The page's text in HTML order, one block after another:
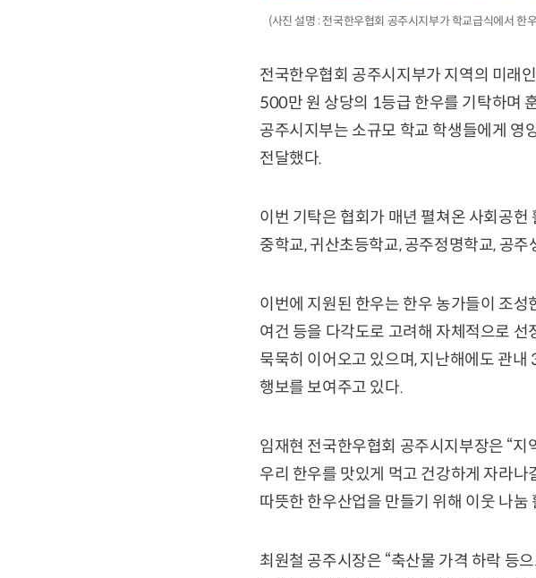
(사진 설명 : 전국한우협회 공주시지부가 학교급식에서 한
전국한우협회 공주시지부가 지역의 미래
500만 원 상당의 1등급 한우를 기탁하며
공주시지부는 소규모 학교 학생들에게 영
전달했다.
이번 기탁은 협회가 매년 펼쳐온 사회공헌
중학교, 귀산초등학교, 공주정명학교, 공
이번에 지원된 한우는 한우 농가들이 조
여건 등을 다각도로 고려해 자체적으로
묵묵히 이어오고 있으며, 지난해에도 관
행보를 보여주고 있다.
임재현 전국한우협회 공주시지부장은 “
우리 한우를 맛있게 먹고 건강하게 자라나
따뜻한 한우산업을 만들기 위해 이웃 나
최원철 공주시장은 “축산물 가격 하락 등